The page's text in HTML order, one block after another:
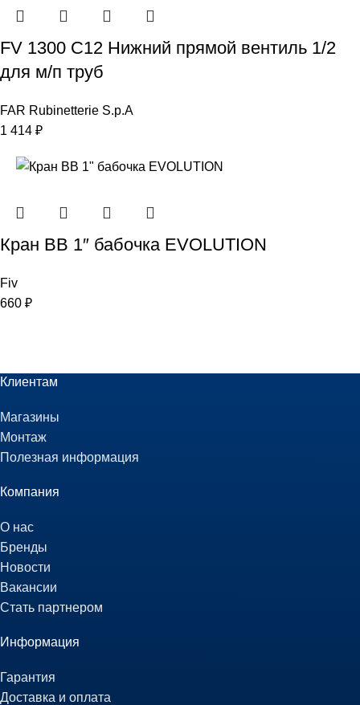
FV 1300 C12 Нижний прямой вентиль 1/2
для м/п труб
FAR Rubinetterie S.p.A
1 414 ₽
Кран ВB 1″ бабочка EVOLUTION
Fiv
660 ₽
Клиентам
Магазины
Монтаж
Полезная информация
Компания
О нас
Бренды
Новости
Вакансии
Стать партнером
Информация
Гарантия
Доставка и оплата